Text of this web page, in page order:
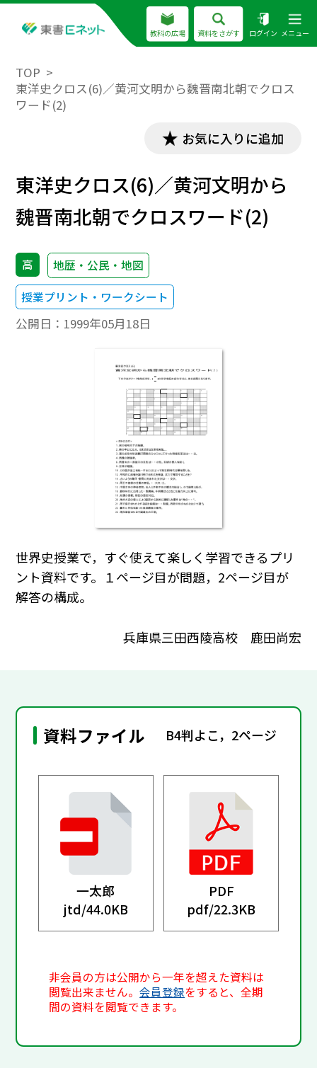
教科の広場 資料をさがす ログイン メニュー
TOP
東洋史クロス(6)／黄河文明から魏晋南北朝でクロス
ワード(2)
お気に入りに追加
東洋史クロス(6)／黄河文明から
魏晋南北朝でクロスワード(2)
高
地歴・公民・地図
授業プリント・ワークシート
公開日： 1999年05月18日
世界史授業で，すぐ使えて楽しく学習できるプリ
ント資料です。１ページ目が問題，2ページ目が
解答の構成。
兵庫県三田西陵高校 鹿田尚宏
資料ファイル B4判よこ，2ページ
一太郎
jtd/44.0KB
PDF
pdf/22.3KB
非会員の方は公開から一年を超えた資料は
閲覧出来ません。会員登録をすると、全期
間の資料を閲覧できます。